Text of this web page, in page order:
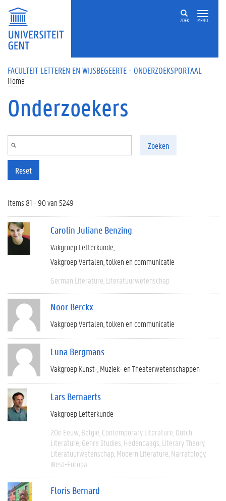
Overslaan en naar de inhoud gaan
ZOEK MENU
FACULTEIT LETTEREN EN WIJSBEGEERTE - ONDERZOEKSPORTAAL
Home
Onderzoekers
Zoeken
Reset
Items 81 - 90 van 5249
Carolin Juliane Benzing
Vakgroep Letterkunde
Vakgroep Vertalen, tolken en communicatie
German Literature Literatuurwetenschap
Noor Berckx
Vakgroep Vertalen, tolken en communicatie
Luna Bergmans
Vakgroep Kunst-, Muziek- en Theaterwetenschappen
Lars Bernaerts
Vakgroep Letterkunde
20e Eeuw België Contemporary Literature Dutch
Literature Genre Studies Hedendaags Literary Theory
Literatuurwetenschap Modern Literature Narratology
West-Europa
Floris Bernard